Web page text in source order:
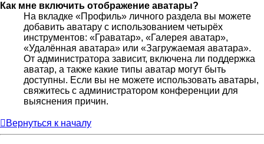
Как мне включить отображение аватары?
На вкладке «Профиль» личного раздела вы можете
добавить аватару с использованием четырёх
инструментов: «Граватар», «Галерея аватар»,
«Удалённая аватара» или «Загружаемая аватара».
От администратора зависит, включена ли поддержка
аватар, а также какие типы аватар могут быть
доступны. Если вы не можете использовать аватары,
свяжитесь с администратором конференции для
выяснения причин.
Вернуться к началу